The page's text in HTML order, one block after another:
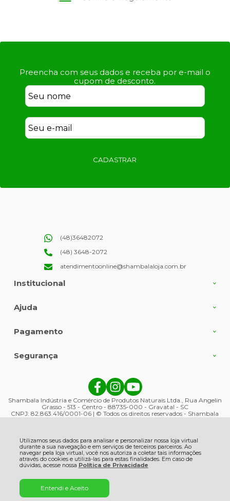
Utilizamos seus dados para analisar e personalizar nossa loja virtual
durante a sua navegação e em serviços de terceiros parceiros. Ao
navegar pela loja virtual, você nos autoriza a coletar tais informações
através do cookies e utilizá-las para estas finalidades. Em caso de
dúvidas, acesse nossa Política de Privacidade
Entendi e Aceito
Preencha com seus dados e receba por e-mail o
cupom de desconto.
CADASTRAR
Institucional
Ajuda
(48)36482072
(48) 3648-2072
atendimentoonline@shambalaloja.com.br
Pagamento
Segurança
Shambala Indústria e Comércio de Produtos Naturais Ltda., Rua Angelin
Grasso - 513 - Centro - 88735-000 - Gravatal - SC
CNPJ: 82.863.416/0001-06 | © Todos os direitos reservados - Shambala